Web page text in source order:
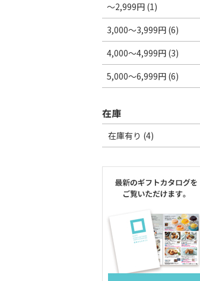
～2,999円 (1)
3,000～3,999円 (6)
4,000～4,999円 (3)
5,000～6,999円 (6)
在庫
在庫有り (4)